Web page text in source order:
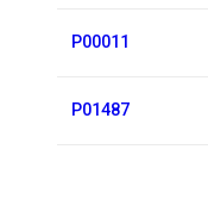
P00011
P01487